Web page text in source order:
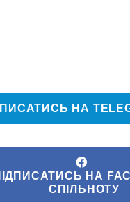
НА
НА
СПІЛЬНОТУ